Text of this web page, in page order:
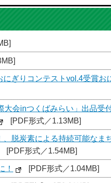
ぎりコンテストvol.4受賞お
会inつくばみらい」出品受
[PDF形式／1.13MB]
脱炭素による持続可能なま
[PDF形式／1.54MB]
！ [PDF形式／1.04MB]